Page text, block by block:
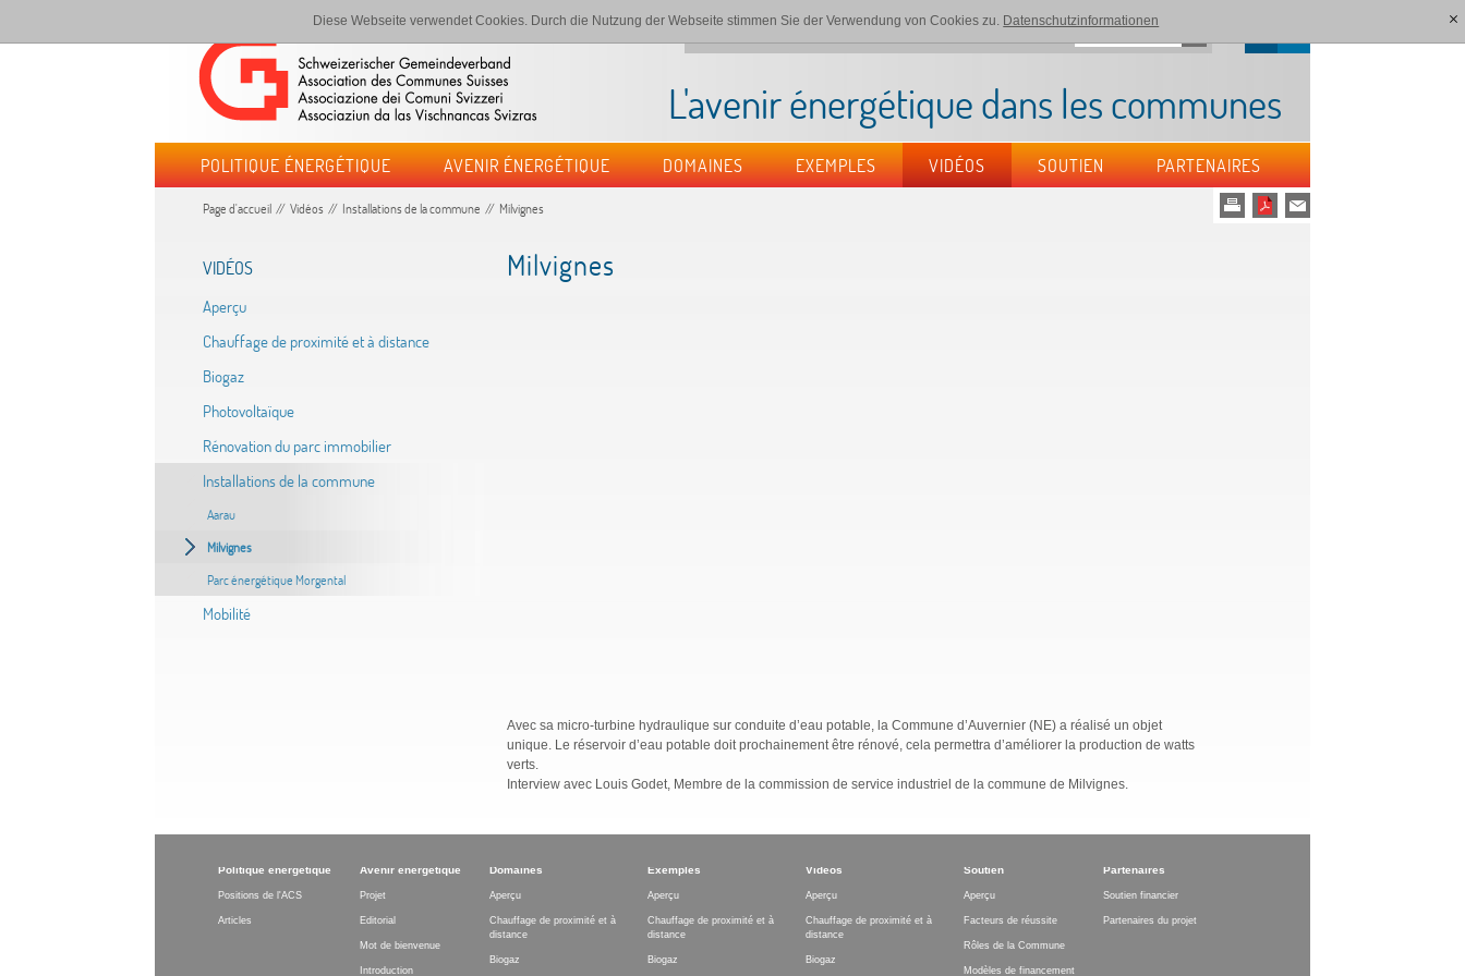
Diese Webseite verwendet Cookies. Durch die Nutzung der Webseite stimmen Sie der Verwendung von Cookies zu. Datenschutzinformationen
[x]
L'avenir énergétique dans les communes
POLITIQUE ÉNERGÉTIQUE AVENIR ÉNERGÉTIQUE DOMAINES EXEMPLES VIDÉOS SOUTIEN PARTENAIRES
Page d'accueil Vidéos Installations de la commune Milvignes
VIDÉOS
Aperçu
Chauffage de proximité et à distance
Biogaz
Photovoltaïque
Rénovation du parc immobilier
Installations de la commune
Aarau
Milvignes
Parc énergétique Morgental
Mobilité
Milvignes
Avec sa micro-turbine hydraulique sur conduite d’eau potable, la Commune d’Auvernier (NE) a réalisé un objet
unique. Le réservoir d’eau potable doit prochainement être rénové, cela permettra d’améliorer la production de watts
verts.
Interview avec Louis Godet, Membre de la commission de service industriel de la commune de Milvignes.
Politique énergétique
Positions de l'ACS
Articles
Avenir énergétique
Projet
Editorial
Mot de bienvenue
Introduction
Domaines
Aperçu
Chauffage de proximité et à
distance
Biogaz
Exemples
Aperçu
Chauffage de proximité et à
distance
Biogaz
Vidéos
Aperçu
Chauffage de proximité et à
distance
Biogaz
Soutien
Aperçu
Facteurs de réussite
Rôles de la Commune
Modèles de financement
Partenaires
Soutien financier
Partenaires du projet